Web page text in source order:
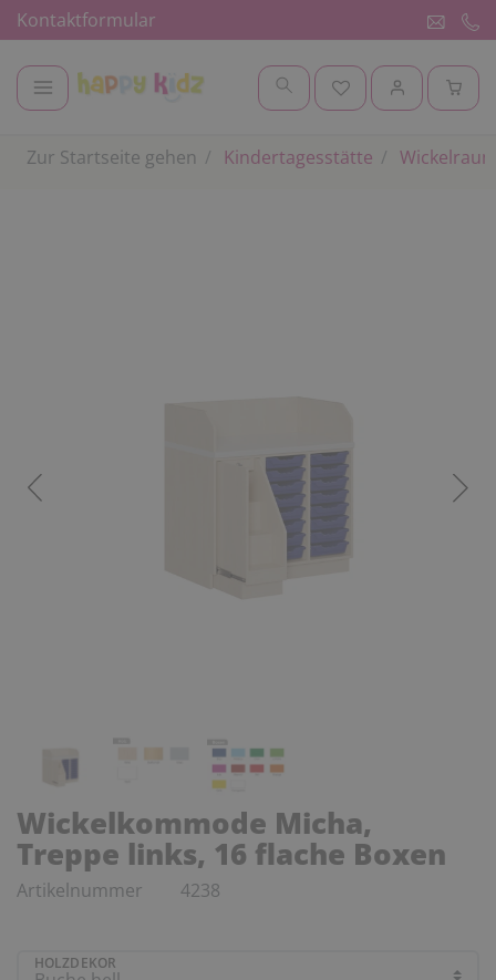
Kontaktformular
Zur Startseite gehen Kindertagesstätte
Wickelkommode Micha,
Treppe links, 16 flache Boxen
Artikelnummer 4238
HOLZDEKOR